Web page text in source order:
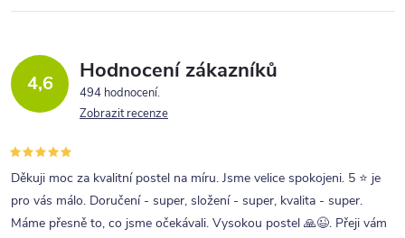
4,6 Hodnocení zákazníků
494 hodnocení
Zobrazit recenze
Děkuji moc za kvalitní postel na míru. Jsme velice spokojeni. 5 ⭐ je
pro vás málo. Doručení - super, složení - super, kvalita - super.
Máme přesně to, co jsme očekávali. Vysokou postel 🙏😉. Přeji vám